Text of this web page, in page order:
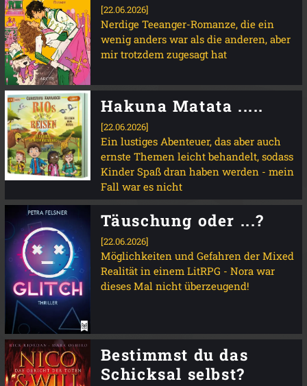
[22.06.2026]
Nerdige Teeanger-Romanze, die ein
wenig anders war als die anderen, aber
mir trotzdem zugesagt hat
Hakuna Matata .....
[22.06.2026]
Ein lustiges Abenteuer, das aber auch
ernste Themen leicht behandelt, sodass
Kinder Spaß dran haben werden - mein
Fall war es nicht
Täuschung oder ...?
[22.06.2026]
Möglichkeiten und Gefahren der Mixed
Realität in einem LitRPG - Nora war
dieses Mal nicht überzeugend!
Bestimmst du das
Schicksal selbst?